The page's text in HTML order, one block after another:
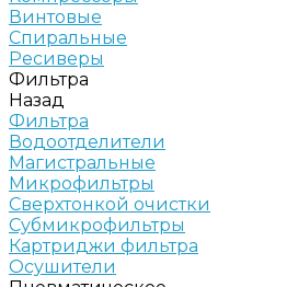
Винтовые
Спиральные
Ресиверы
Фильтра
Назад
Фильтра
Водоотделители
Магистральные
Микрофильтры
Сверхтонкой очистки
Субмикрофильтры
Картриджи фильтра
Осушители